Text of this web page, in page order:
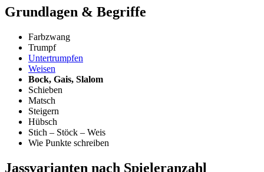
Grundlagen & Begriffe
Farbzwang
Trumpf
Untertrumpfen
Weisen
Bock, Gais, Slalom
Schieben
Matsch
Steigern
Hübsch
Stich – Stöck – Weis
Wie Punkte schreiben
Jassvarianten nach Spieleranzahl